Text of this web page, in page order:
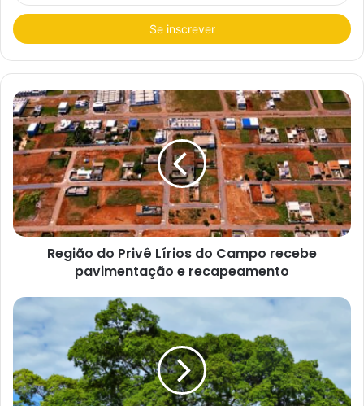
i
r
a
o
s
u
e
n
d
e
r
e
ç
o
d
e
e
Região do Privê Lírios do Campo recebe
pavimentação e recapeamento